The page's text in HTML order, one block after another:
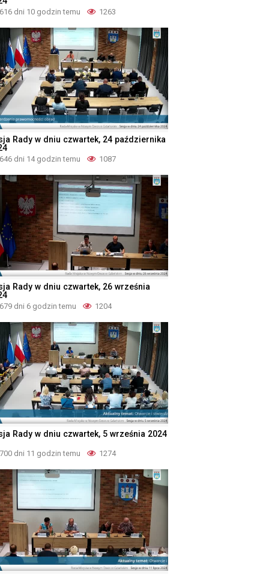
616 dni 10 godzin temu 1263
Rady w dniu czwartek, 24 października
646 dni 14 godzin temu 1087
Rady w dniu czwartek, 26 września
679 dni 6 godzin temu 1204
Rady w dniu czwartek, 5 września 2024
700 dni 11 godzin temu 1274